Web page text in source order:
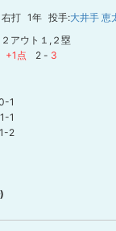
右打 1年 投手:大井手 恵
２アウト１,２塁
+1点
2 - 3
1
1-1
1-2